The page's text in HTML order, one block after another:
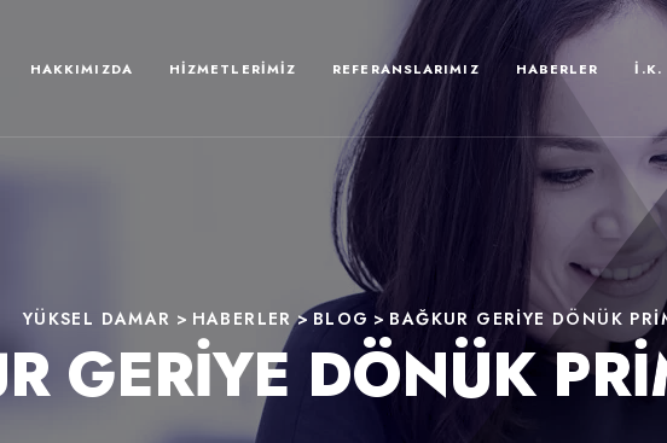
HAKKIMIZDA HIZMETLERIMIZ REFERANSLARIMIZ HABERLER İ.K.
YÜKSEL DAMAR > HABERLER > BLOG > BAĞKUR GERIYE DÖNÜK
GERIYE DÖNÜK